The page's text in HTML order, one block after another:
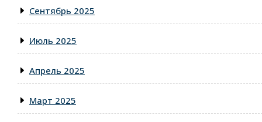
Сентябрь 2025
Июль 2025
Апрель 2025
Март 2025